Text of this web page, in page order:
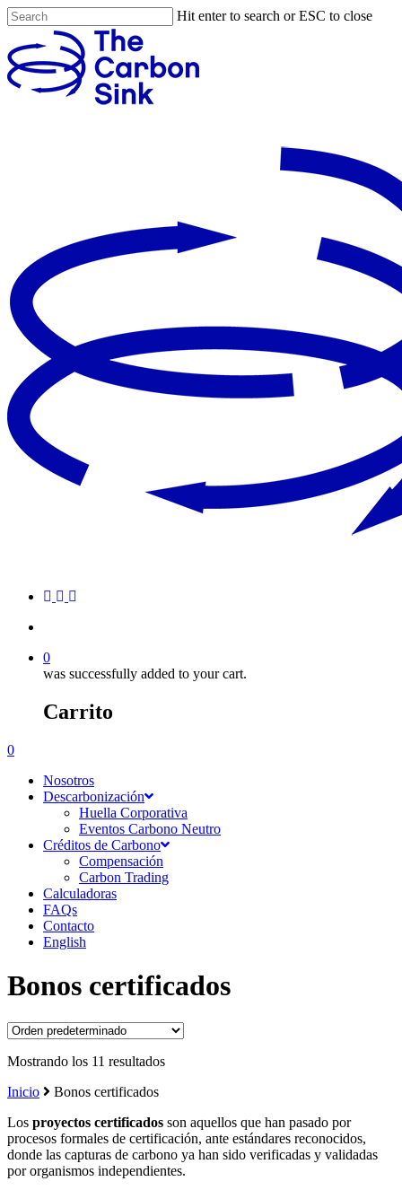
Hit enter to search or ESC to close
0
was successfully added to your cart.
Carrito
0
Nosotros
Descarbonización
Huella Corporativa
Eventos Carbono Neutro
Créditos de Carbono
Compensación
Carbon Trading
Calculadoras
FAQs
Contacto
English
Bonos certificados
Mostrando los 11 resultados
Inicio
Bonos certificados
Los proyectos certificados son aquellos que han pasado por
procesos formales de certificación, ante estándares reconocidos,
donde las capturas de carbono ya han sido verificadas y validadas
por organismos independientes.